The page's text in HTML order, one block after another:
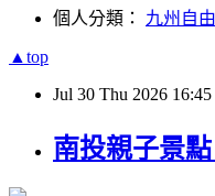
個人分類： 九州自
▲top
Jul 30 Thu 2026 16:45
南投親子景